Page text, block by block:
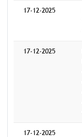
17-12-2025
17-12-2025
17-12-2025